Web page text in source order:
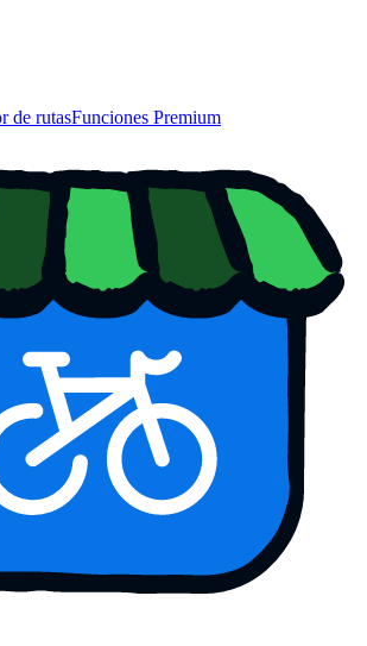
de rutasFunciones Premium